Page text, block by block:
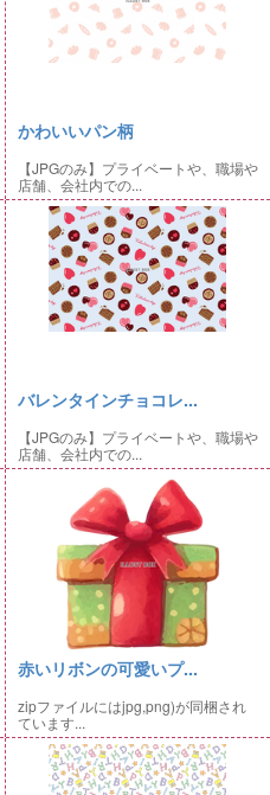
かわいいパン柄
【JPGのみ】プライベートや、職場や
店舗、会社内での...
バレンタインチョコレ...
【JPGのみ】プライベートや、職場や
店舗、会社内での...
赤いリボンの可愛いプ...
zipファイルにはjpg,png)が同梱され
ています...